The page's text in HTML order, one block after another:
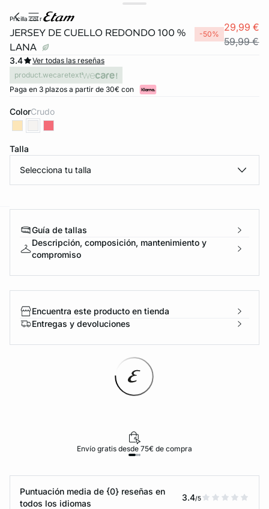
pricilla col r
JERSEY DE CUELLO REDONDO 100 %
LANA
-50%
29,99 €
59,99 €
3.4
Ver todas las reseñas
product.wecaretext
Paga en 3 plazos a partir de 30€ con
Color crudo
Talla
Selecciona tu talla
Guía de tallas
Descripción, composición, mantenimiento y
compromiso
Encuentra este producto en tienda
Entregas y devoluciones
Envío gratis desde 75€ de compra
Puntuación media de {0} reseñas en
todos los idiomas
3.4/5